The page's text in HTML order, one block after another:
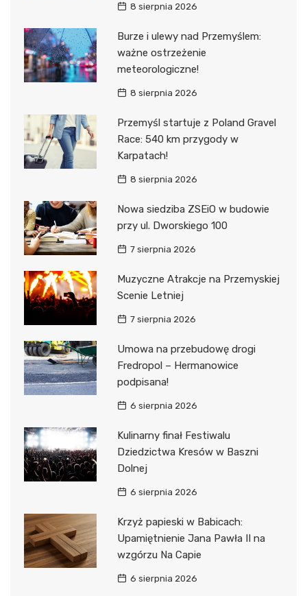
8 sierpnia 2026
Burze i ulewy nad Przemyślem:
ważne ostrzeżenie
meteorologiczne!
8 sierpnia 2026
Przemyśl startuje z Poland Gravel
Race: 540 km przygody w
Karpatach!
8 sierpnia 2026
Nowa siedziba ZSEiO w budowie
przy ul. Dworskiego 100
7 sierpnia 2026
Muzyczne Atrakcje na Przemyskiej
Scenie Letniej
7 sierpnia 2026
Umowa na przebudowę drogi
Fredropol – Hermanowice
podpisana!
6 sierpnia 2026
Kulinarny finał Festiwalu
Dziedzictwa Kresów w Baszni
Dolnej
6 sierpnia 2026
Krzyż papieski w Babicach:
Upamiętnienie Jana Pawła II na
wzgórzu Na Capie
6 sierpnia 2026